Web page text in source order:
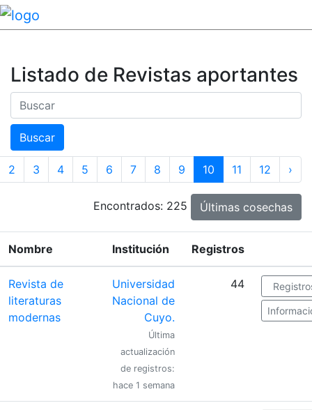
Listado de Revistas aportantes
Buscar
Buscar
2 3 4 5 6 7 8 9 10 11 12 ›
Encontrados: 225 Últimas cosechas
Nombre Institución Registros
Revista de
literaturas
modernas
Universidad
Nacional de
Cuyo.
Última
actualización
de registros:
hace 1 semana
44